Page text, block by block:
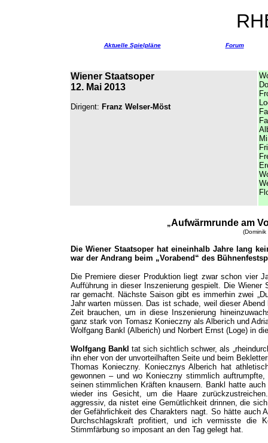
Aktuelle Spielpläne Forum
Wiener Staatsoper
12. Mai 2013
Dirigent: Franz Welser-Möst
„Aufwärmrunde am
(Dominik
Die Wiener Staatsoper hat eineinhalb Jahre lang
war der Andrang beim „Vorabend“ des
Die Premiere dieser Produktion liegt zwar schon vier
Aufführung in dieser Inszenierung gespielt. Die
rar gemacht. Nächste Saison gibt es immerhin zwei
Jahr warten müssen. Das ist schade, weil dieser
Zeit brauchen, um in diese Inszenierung
ganz stark von Tomasz Konieczny als Alberich und
Wolfgang Bankl (Alberich) und Norbert Ernst (Loge) in
Wolfgang Bankl tat sich sichtlich schwer, als
ihn eher von der unvorteilhaften Seite und beim
Thomas Konieczny. Koniecznys Alberich hat
gewonnen – und wo Konieczny stimmlich
seinen stimmlichen Kräften knausern. Bankl hatte
wieder ins Gesicht, um die Haare
aggressiv, da nistet eine Gemütlichkeit drinnen, die
der Gefährlichkeit des Charakters nagt. So hätte auch
Durchschlagskraft profitiert, und ich vermisste die
Stimmfärbung so imposant an den Tag gelegt hat.